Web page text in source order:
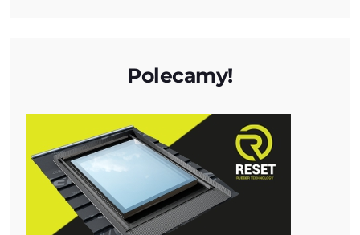
Polecamy!